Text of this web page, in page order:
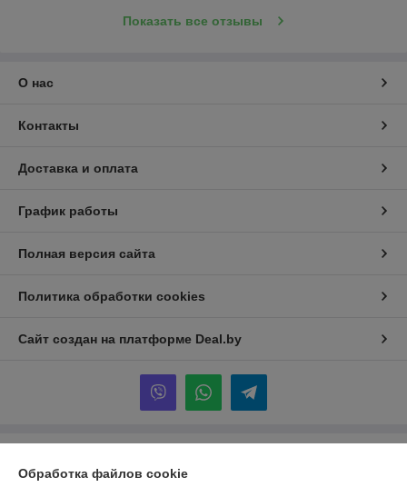
Показать все отзывы
О нас
Контакты
Доставка и оплата
График работы
Полная версия сайта
Политика обработки cookies
Сайт создан на платформе Deal.by
Обработка файлов cookie